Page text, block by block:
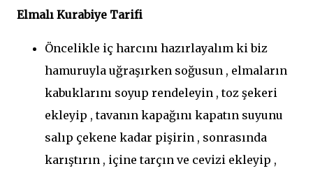
Elmalı Kurabiye Tarifi
Öncelikle iç harcını hazırlayalım ki biz
hamuruyla uğraşırken soğusun , elmaların
kabuklarını soyup rendeleyin , toz şekeri
ekleyip , tavanın kapağını kapatın suyunu
salıp çekene kadar pişirin , sonrasında
karıştırın , içine tarçın ve cevizi ekleyip ,